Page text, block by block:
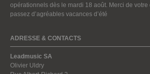
opérationnels dès le mardi 18 août. Merci de
passez d’agréables vacances d’été
ADRESSE & CONTACTS
Leadmusic SA
Olivier Uldry